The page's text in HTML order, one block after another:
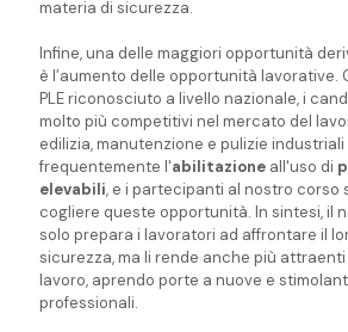
materia di sicurezza.
Infine, una delle maggiori opportunità
è l’aumento delle opportunità lavorative.
PLE riconosciuto a livello nazionale, i
molto più competitivi nel mercato del
edilizia, manutenzione e pulizie
frequentemente l'abilitazione all'uso di
elevabili, e i partecipanti al nostro corso
cogliere queste opportunità. In sintesi, il
solo prepara i lavoratori ad affrontare il
sicurezza, ma li rende anche più
lavoro, aprendo porte a nuove e
professionali.